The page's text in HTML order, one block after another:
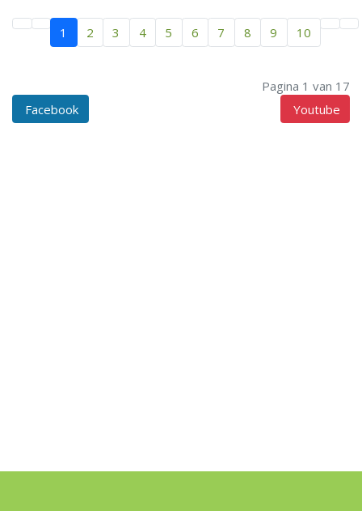
1 2 3 4 5 6 7 8 9 10
Pagina 1 van 17
Facebook
Youtube